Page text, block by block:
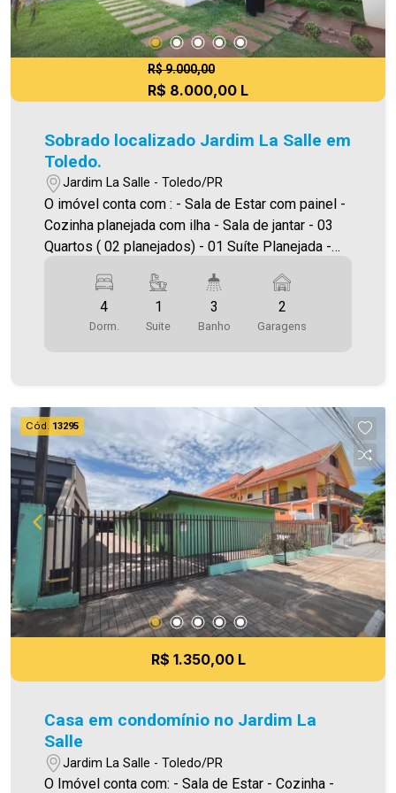
| Sinta-se em casa! - As informações aqui
prestadas são verdadeiras, todavia, reservamo-
nos o direito de corrigir qualquer erro de
digitação e/ou ortografia, bem como alteração
dos preços e imagens. Fotos meramente
R$ 9.000,00
R$ 8.000,00 L
Sobrado localizado Jardim La Salle em
Toledo.
Jardim La Salle - Toledo/PR
O imóvel conta com : - Sala de Estar com painel -
Cozinha planejada com ilha - Sala de jantar - 03
Quartos ( 02 planejados) - 01 Suíte Planejada -
Lavanderia planejada - Edícula com churrasqueira
- Piscina - 02 Vagas de garagem coberta 01 vaga
descoberta - 01 Canil Área construída: 322,72m²
acesse o menu LOCAÇÃO em nosso site.
Aproveite essa oportunidade, agende uma visita!
Imobiliária Ativa | Sinta-se em casa! - As
informações aqui prestadas são verdadeiras,
todavia, reservamo-nos o direito de corrigir
qualquer erro de digitação e/ou ortografia, bem
como alteração dos preços e imagens. Fotos
meramente ilustrativas.
4
Dorm.
1
Suite
3
Banho
2
Garagens
Cód. 13295
R$ 1.350,00 L
Casa em condomínio no Jardim La
Salle
Jardim La Salle - Toledo/PR
O Imóvel conta com: - Sala de Estar - Cozinha -